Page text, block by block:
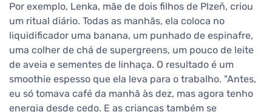
Por exemplo, Lenka, mãe de dois filhos de Plzeň, criou
um ritual diário. Todas as manhãs, ela coloca no
liquidificador uma banana, um punhado de espinafre,
uma colher de chá de supergreens, um pouco de leite
de aveia e sementes de linhaça. O resultado é um
smoothie espesso que ela leva para o trabalho. "Antes,
eu só tomava café da manhã às dez, mas agora tenho
energia desde cedo. E as crianças também se